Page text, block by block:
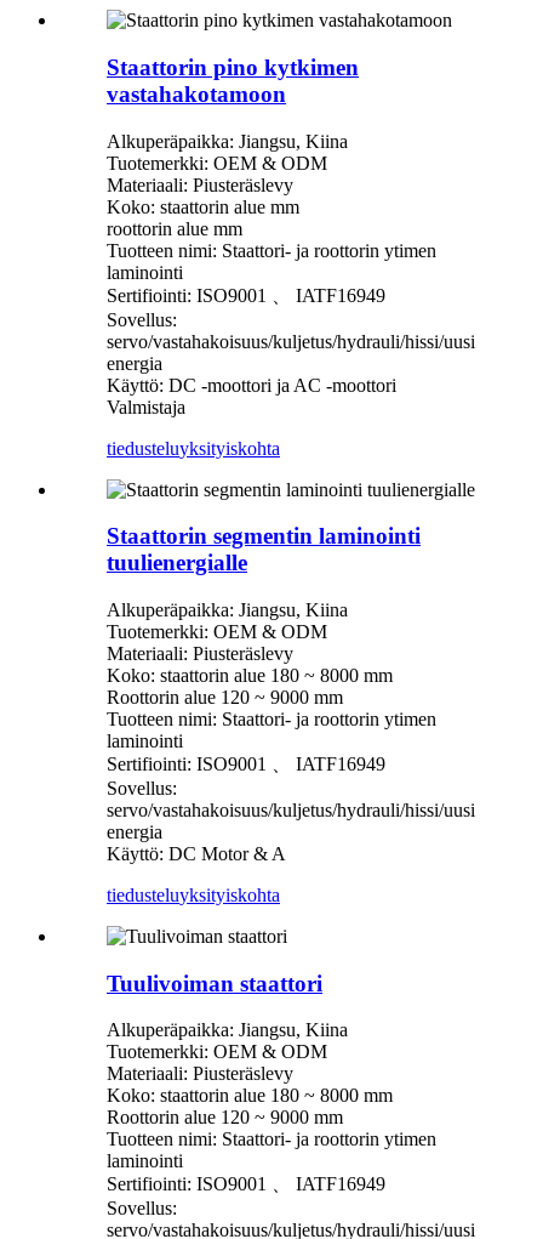
Staattorin pino kytkimen
vastahakotamoon
Alkuperäpaikka: Jiangsu, Kiina
Tuotemerkki: OEM & ODM
Materiaali: Piusteräslevy
Koko: staattorin alue mm
roottorin alue mm
Tuotteen nimi: Staattori- ja roottorin ytimen
laminointi
Sertifiointi: ISO9001 、 IATF16949
Sovellus:
servo/vastahakoisuus/kuljetus/hydrauli/hissi/uusi
energia
Käyttö: DC -moottori ja AC -moottori
Valmistaja
tiedusteluyksityiskohta
Staattorin segmentin laminointi
tuulienergialle
Alkuperäpaikka: Jiangsu, Kiina
Tuotemerkki: OEM & ODM
Materiaali: Piusteräslevy
Koko: staattorin alue 180 ~ 8000 mm
Roottorin alue 120 ~ 9000 mm
Tuotteen nimi: Staattori- ja roottorin ytimen
laminointi
Sertifiointi: ISO9001 、 IATF16949
Sovellus:
servo/vastahakoisuus/kuljetus/hydrauli/hissi/uusi
energia
Käyttö: DC Motor & A
tiedusteluyksityiskohta
Tuulivoiman staattori
Alkuperäpaikka: Jiangsu, Kiina
Tuotemerkki: OEM & ODM
Materiaali: Piusteräslevy
Koko: staattorin alue 180 ~ 8000 mm
Roottorin alue 120 ~ 9000 mm
Tuotteen nimi: Staattori- ja roottorin ytimen
laminointi
Sertifiointi: ISO9001 、 IATF16949
Sovellus:
servo/vastahakoisuus/kuljetus/hydrauli/hissi/uusi